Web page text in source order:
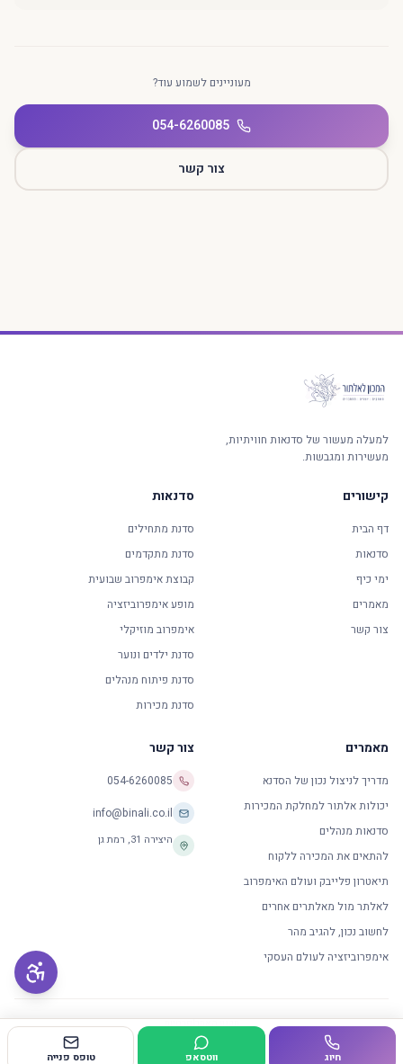
מעוניינים לשמוע עוד?
054-6260085
צור קשר
למעלה מעשור של סדנאות חוויתיות,
מעשירות ומגבשות.
קישורים
דף הבית
סדנאות
ימי כיף
מאמרים
צור קשר
סדנאות
סדנת מתחילים
סדנת מתקדמים
קבוצת אימפרוב שבועית
מופע אימפרוביזציה
אימפרוב מוזיקלי
סדנת ילדים ונוער
סדנת פיתוח מנהלים
סדנת מכירות
מאמרים
מדריך לניצול נכון של הסדנא
יכולות אלתור למחלקת המכירות
סדנאות מנהלים
להתאים את המכירה ללקוח
תיאטרון פלייבק ועולם האימפרוב
לאלתר מול מאלתרים אחרים
לחשוב נכון, להגיב מהר
אימפרוביזציה לעולם העסקי
צור קשר
054-6260085
info@binali.co.il
היצירה 31 , רמת גן
תקנון האתר|פרטיות
חיוג ווטסאפ טופס פנייה